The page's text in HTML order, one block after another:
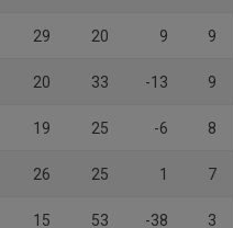
29 20 9 9
20 33 -13 9
19 25 -6 8
26 25 1 7
15 53 -38 3